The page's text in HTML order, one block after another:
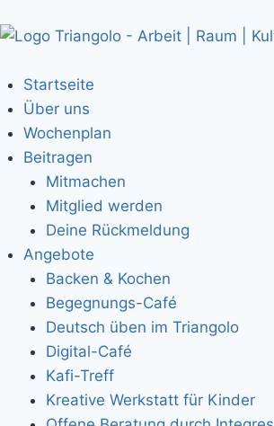
Startseite
Über uns
Wochenplan
Beitragen
Mitmachen
Mitglied werden
Deine Rückmeldung
Angebote
Backen & Kochen
Begegnungs-Café
Deutsch üben im Triangolo
Digital-Café
Kafi-Treff
Kreative Werkstatt für Kinder